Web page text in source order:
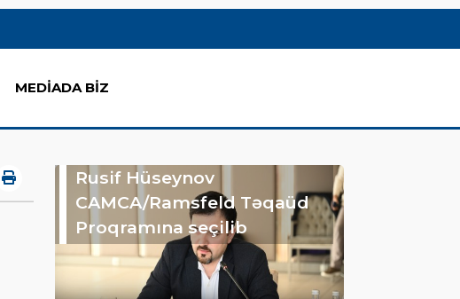
MEDİADA BİZ
Rusif Hüseynov
CAMCA/Ramsfeld Təqaüd
Proqramına seçilib